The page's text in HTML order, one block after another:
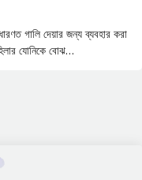
গালি দেয়ার জন্য ব্যবহার করা
যোনিকে বোঝ…